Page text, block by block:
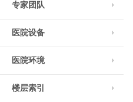
专家团队
医院设备
医院环境
楼层索引